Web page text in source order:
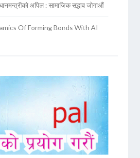
अपिल : सामाजिक सद्भाव जोगाऔं
Of Forming Bonds With AI